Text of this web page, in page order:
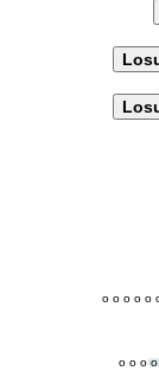
o o o o o
o o o o